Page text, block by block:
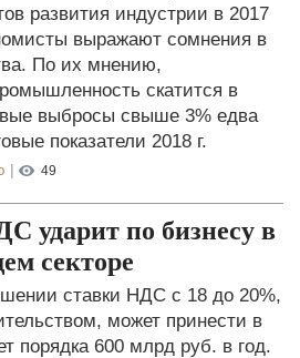
развития индустрии в 2017
выражают сомнения в
По их мнению,
скатится в
выбросы свыше 3% едва
показатели 2018 г.
| 49
ударит по бизнесу в
секторе
ставки НДС с 18 до 20%,
может принести в
порядка 600 млрд руб. в год.